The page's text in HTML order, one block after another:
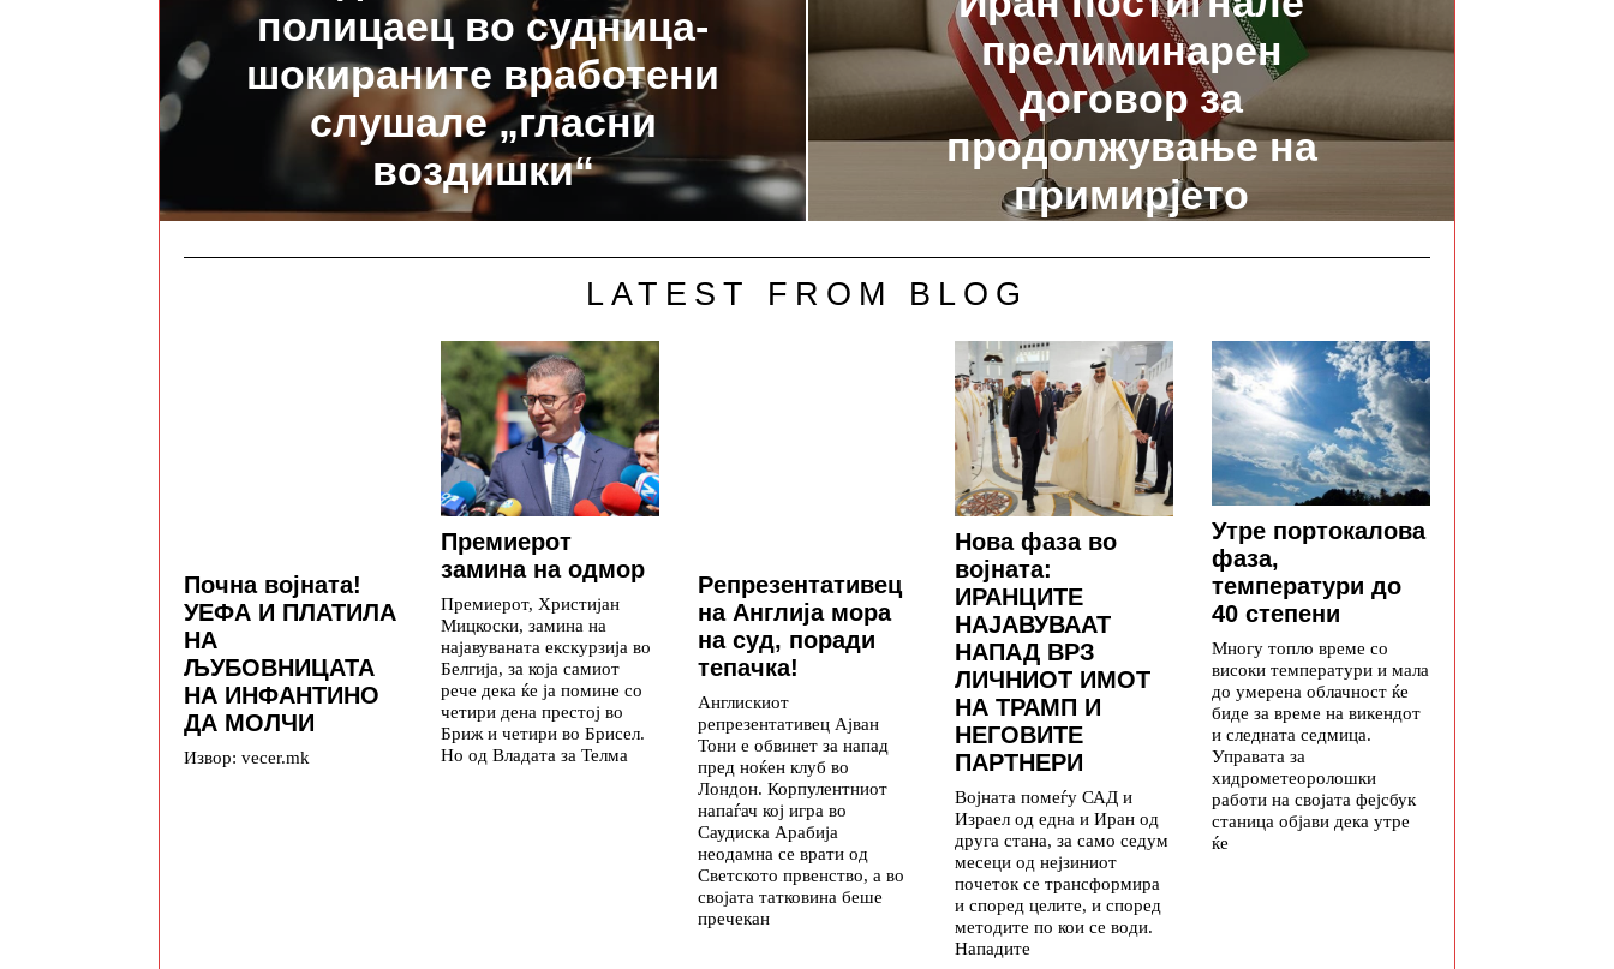
полицаец во судница-
шокираните вработени
слушале „гласни
воздишки“
прелиминарен
договор за
продолжување на
примирјето
LATEST FROM BLOG
Почна војната!
УЕФА И ПЛАТИЛА
НА
ЉУБОВНИЦАТА
НА ИНФАНТИНО
ДА МОЛЧИ
Извор: vecer.mk
Премиерот
замина на одмор
Премиерот, Христијан
Мицкоски, замина на
најавуваната екскурзија во
Белгија, за која самиот
рече дека ќе ја помине со
четири дена престој во
Бриж и четири во Брисел.
Но од Владата за Телма
Репрезентативец
на Англија мора
на суд, поради
тепачка!
Англискиот
репрезентативец Ајван
Тони е обвинет за напад
пред ноќен клуб во
Лондон. Корпулентниот
напаѓач кој игра во
Саудиска Арабија
неодамна се врати од
Светското првенство, а во
својата татковина беше
пречекан
Нова фаза во
војната:
ИРАНЦИТЕ
НАЈАВУВААТ
НАПАД ВРЗ
ЛИЧНИОТ ИМОТ
НА ТРАМП И
НЕГОВИТЕ
ПАРТНЕРИ
Војната помеѓу САД и
Израел од една и Иран од
друга стана, за само седум
месеци од нејзиниот
почеток се трансформира
и според целите, и според
методите по кои се води.
Нападите
Утре портокалова
фаза,
температури до
40 степени
Многу топло време со
високи температури и мала
до умерена облачност ќе
биде за време на викендот
и следната седмица.
Управата за
хидрометеоролошки
работи на својата фејсбук
станица објави дека утре
ќе